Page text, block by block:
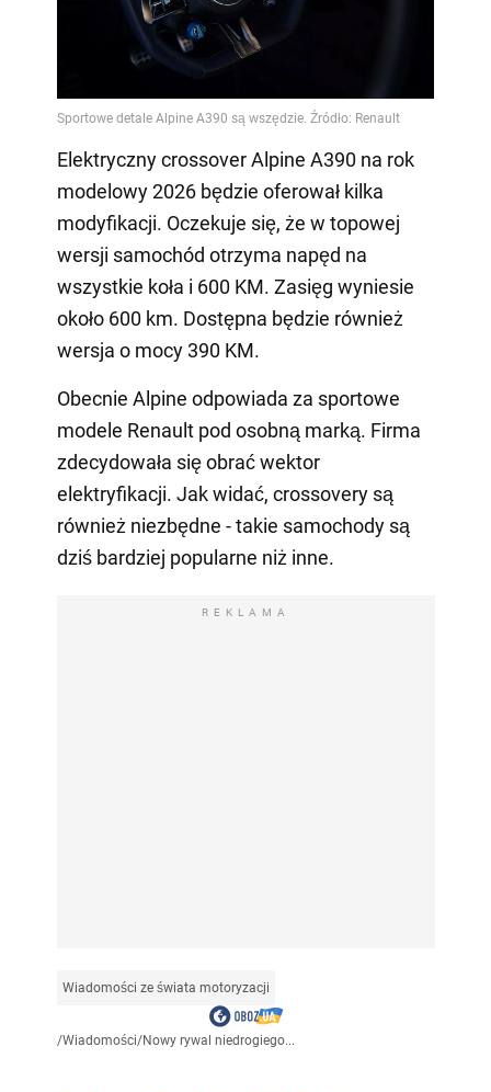
Elektryczny crossover Alpine A390 na rok
modelowy 2026 będzie oferował kilka
modyfikacji. Oczekuje się, że w topowej
wersji samochód otrzyma napęd na
wszystkie koła i 600 KM. Zasięg wyniesie
około 600 km. Dostępna będzie również
wersja o mocy 390 KM.
Obecnie Alpine odpowiada za sportowe
modele Renault pod osobną marką. Firma
zdecydowała się obrać wektor
elektryfikacji. Jak widać, crossovery są
również niezbędne - takie samochody są
dziś bardziej popularne niż inne.
REKLAMA
Wiadomości ze świata motoryzacji
/Wiadomości/Nowy rywal niedrogiego...